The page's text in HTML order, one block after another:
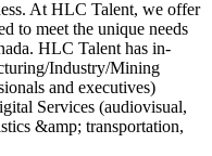
At HLC Talent, we offer
to meet the unique needs
HLC Talent has in-
Industry/Mining
and executives)
Services (audiovisual,
&amp; transportation,